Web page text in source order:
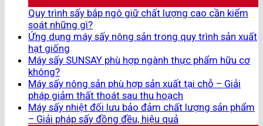
Quy trình sấy bắp ngô giữ chất lượng cao cần kiểm
soát những gì?
Ứng dụng máy sấy nông sản trong quy trình sản xuất
hạt giống
Máy sấy SUNSAY phù hợp ngành thực phẩm hữu cơ
không?
Máy sấy nông sản phù hợp sản xuất tại chỗ – Giải
pháp giảm thất thoát sau thu hoạch
Máy sấy nhiệt đối lưu bảo đảm chất lượng sản phẩm
– Giải pháp sấy đồng đều, hiệu quả